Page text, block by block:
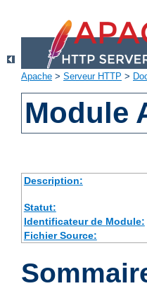
Apache > Serveur HTTP >
Module
Description:
Statut:
Identificateur de Module:
Fichier Source: